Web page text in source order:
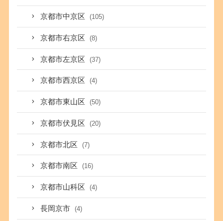
京都市中京区 (105)
京都市右京区 (8)
京都市左京区 (37)
京都市西京区 (4)
京都市東山区 (50)
京都市伏見区 (20)
京都市北区 (7)
京都市南区 (16)
京都市山科区 (4)
長岡京市 (4)